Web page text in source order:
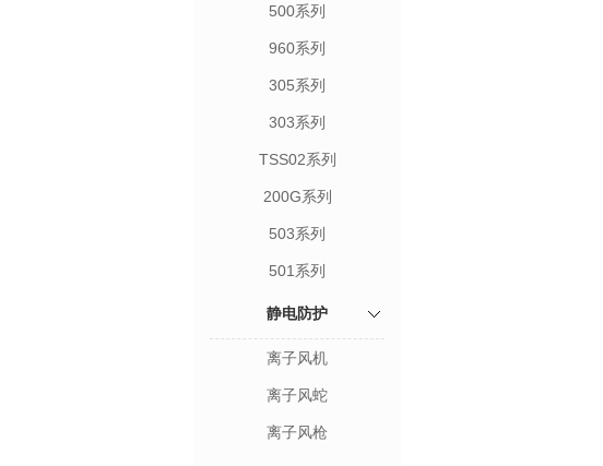
500系列
960系列
305系列
303系列
TSS02系列
200G系列
503系列
501系列
静电防护
离子风机
离子风蛇
离子风枪